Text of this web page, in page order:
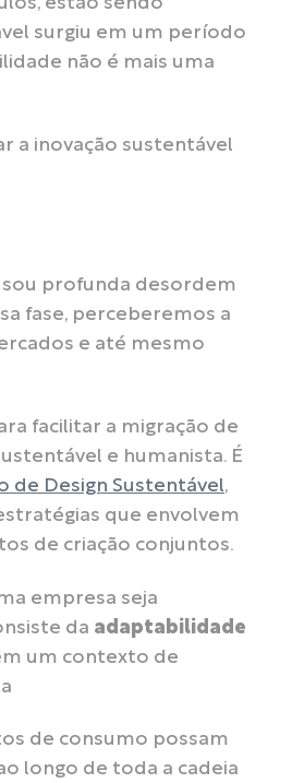
estão sendo
surgiu em um período
não é mais uma
a inovação sustentável
profunda desordem
fase, perceberemos a
e até mesmo
facilitar a migração de
e humanista. É
de Design Sustentável,
que envolvem
de criação conjuntos.
empresa seja
da adaptabilidade
um contexto de
de consumo possam
longo de toda a cadeia